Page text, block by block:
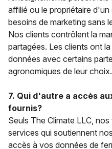
affilié ou le propriétaire
besoins de marketing sans
Nos clients contrôlent la
partagées. Les clients ont la
données avec certains
agronomiques de leur choix.
7. Qui d'autre a accès
fournis?
Seuls The Climate LLC,
services qui soutiennent
accès à vos données de